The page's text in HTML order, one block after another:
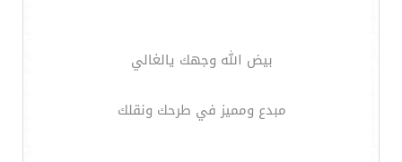
بيض الله وجهك يالغالي
مبدع ومميز في طرحك ونقلك